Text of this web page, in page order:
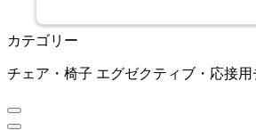
オカムラ
座面高
検索
~
カテゴリー
チェア・椅子 エグゼクティブ・応接用